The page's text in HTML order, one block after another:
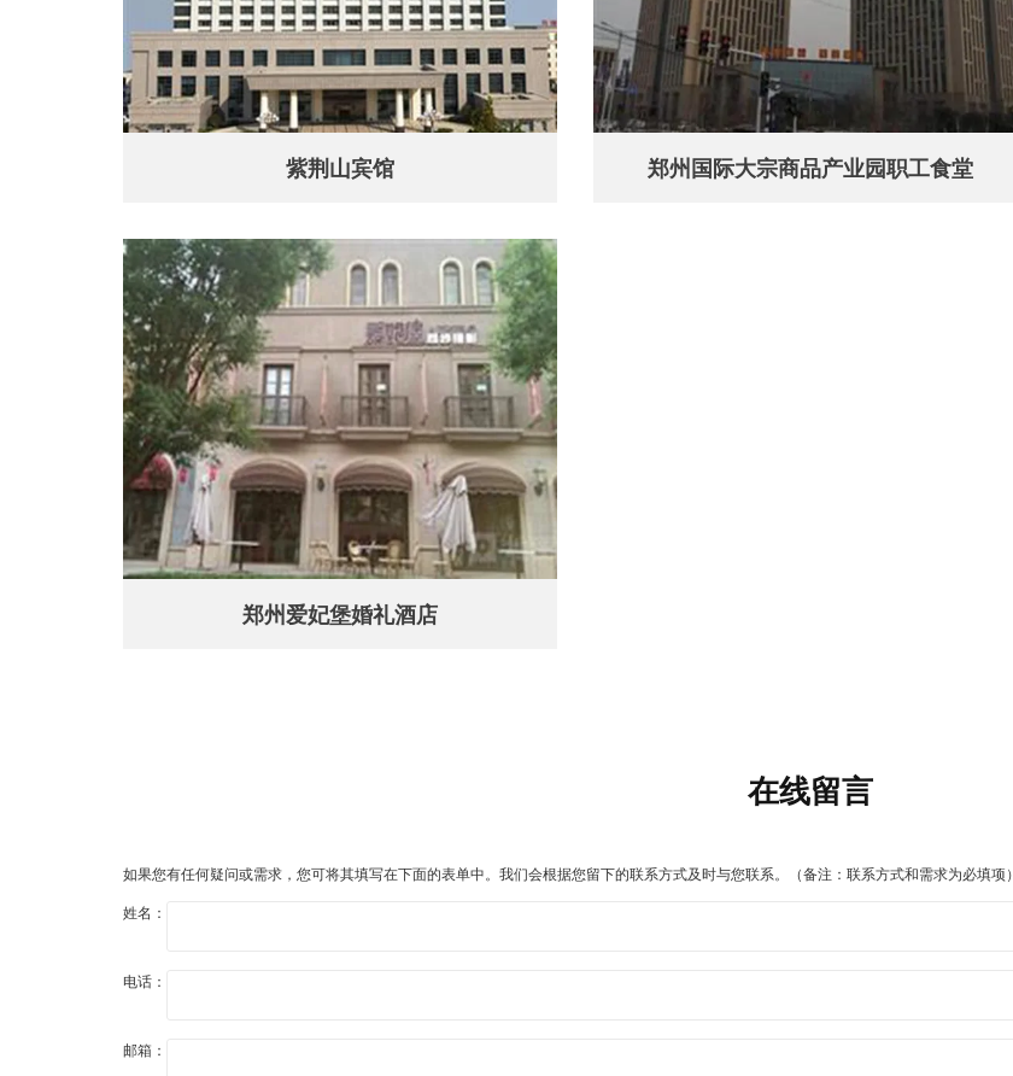
紫荆山宾馆 郑州国际大宗商品产业园职工食堂
郑州爱妃堡婚礼酒店
在线留言
如果您有任何疑问或需求，您可将其填写在下面的表单中。我们会根据您留下的联系方式及时与您联系。（备注：联系方式和需求为必填项）
姓名：
电话：
邮箱：